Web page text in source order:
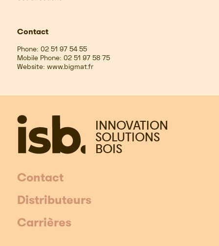
Contact
Phone: 02 51 97 54 55
Mobile Phone: 02 51 97 58 75
Website: www.bigmat.fr
INNOVATION
SOLUTIONS
BOIS
Contact
Distributeurs
Carrières